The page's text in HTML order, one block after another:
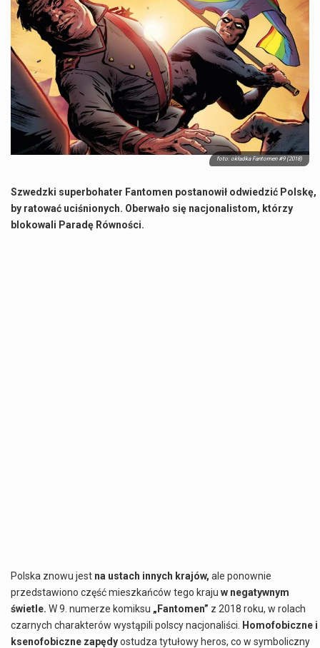
Co charakteryzuje wojnę na Ukrainie w 2026 roku? W 2026 roku wojna na Ukrainie trwa już pięć lat, a jej przebieg charakteryzuje się intensywnymi działaniami…
Czym jest Organizacja Traktatu Północnoatlantyckiego? Organizacja Traktatu Północnoatlantyckiego, powszechnie znana jako NATO, to międzynarodowy sojusz polityczno-wojskowy, który powstał 4 kwietnia 1949 roku. Został założony przez…
Jaką dynamikę wzrostu PKB przewidują prognozy gospodarcze dla Polski w 2026 roku? Prognozy dotyczące gospodarki Polski na rok 2026 sugerują, że Produkt Krajowy Brutto (PKB)…
Co to jest prognoza pogody na 14 dni? Prognoza pogody na 14 dni to niezwykle cenne narzędzie, które dostarcza szczegółowych informacji o długoterminowych warunkach atmosferycznych…
foto: okładka Fantomen #9 (2018)
Szwedzki superbohater Fantomen postanowił odwiedzić Polskę,
by ratować uciśnionych. Oberwało się nacjonalistom, którzy
blokowali Paradę Równości.
Polska znowu jest na ustach innych krajów, ale ponownie
przedstawiono część mieszkańców tego kraju w negatywnym
świetle. W 9. numerze komiksu „Fantomen” z 2018 roku, w rolach
czarnych charakterów wystąpili polscy nacjonaliści.
Homofobiczne i
ksenofobiczne zapędyostudza tytułowy heros, co w symboliczny